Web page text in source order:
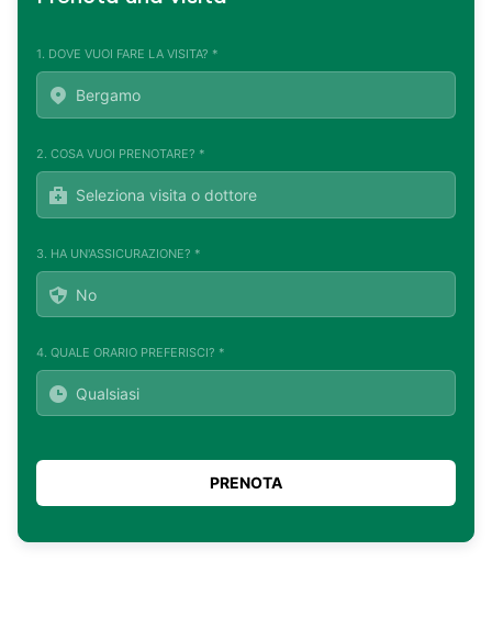
1. DOVE VUOI FARE LA VISITA? *
2. COSA VUOI PRENOTARE? *
3. HA UN'ASSICURAZIONE? *
4. QUALE ORARIO PREFERISCI? *